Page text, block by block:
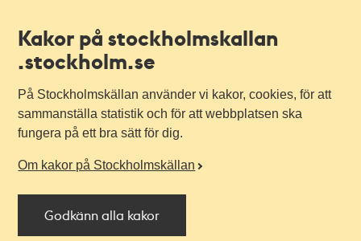
Kakor på stockholmskallan
.stockholm.se
På Stockholmskällan använder vi kakor, cookies, för att
sammanställa statistik och för att webbplatsen ska
fungera på ett bra sätt för dig.
Om kakor på Stockholmskällan
Godkänn alla kakor